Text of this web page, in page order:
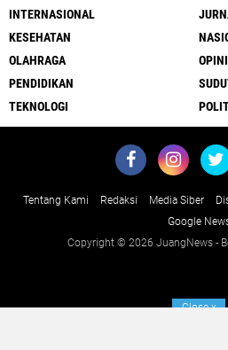
INTERNASIONAL
KESEHATAN
OLAHRAGA
OPINI
PENDIDIKAN
TEKNOLOGI
Tentang Kami Redaksi Media Siber
Google
Copyright © 2026 JuangNews -
Closex